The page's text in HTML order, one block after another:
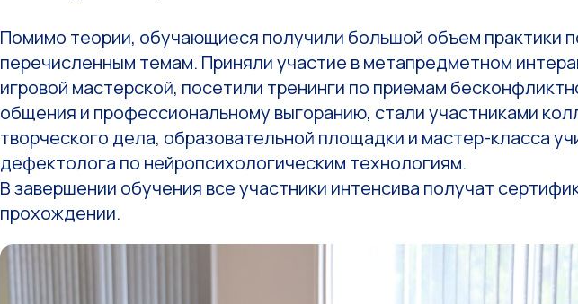
Помимо теории, обучающиеся получили большой объем практики
перечисленным темам. Приняли участие в метапредметном
игровой мастерской, посетили тренинги по приемам
общения и профессиональному выгоранию, стали участниками
творческого дела, образовательной площадки и мастер-класса
дефектолога по нейропсихологическим технологиям.
В завершении обучения все участники интенсива получат
прохождении.